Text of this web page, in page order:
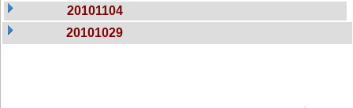
20101104
20101029